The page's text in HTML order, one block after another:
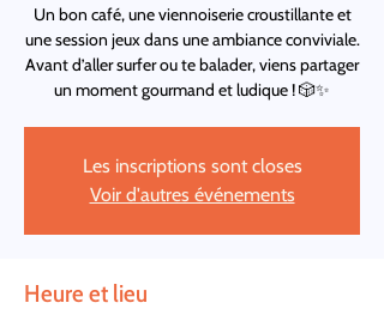
Un bon café, une viennoiserie croustillante et
une session jeux dans une ambiance conviviale.
Avant d’aller surfer ou te balader, viens partager
un moment gourmand et ludique ! 🎲✨
Les inscriptions sont closes
Voir d'autres événements
Heure et lieu